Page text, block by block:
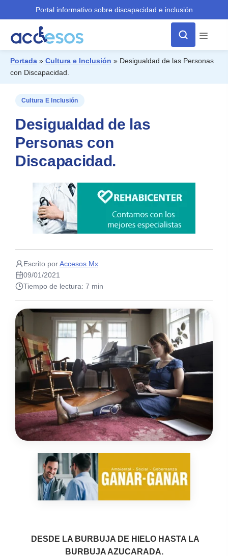
Portal informativo sobre discapacidad e inclusión
Menú
¿Qué buscas?
Portada » Cultura e Inclusión » Desigualdad de las Personas
con Discapacidad.
Cultura E Inclusión
Desigualdad de las
Personas con
Discapacidad.
Escrito porAccesos Mx
09/01/2021
Tiempo de lectura: 7 min
DESDE LA BURBUJA DE HIELO HASTA LA
BURBUJA AZUCARADA.